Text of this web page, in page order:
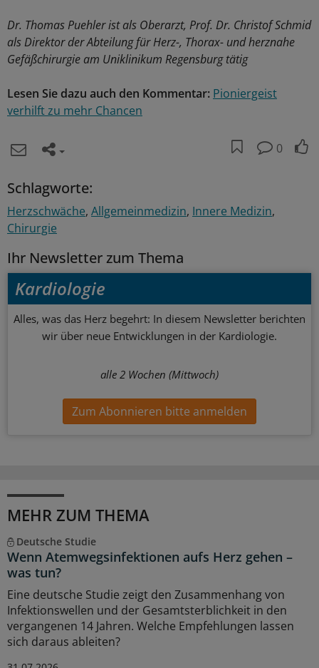
Dr. Thomas Puehler ist als Oberarzt, Prof. Dr. Christof Schmid
als Direktor der Abteilung für Herz-, Thorax- und herznahe
Gefäßchirurgie am Uniklinikum Regensburg tätig
Lesen Sie dazu auch den Kommentar: Pioniergeist
verhilft zu mehr Chancen
0
Schlagworte:
Herzschwäche Allgemeinmedizin Innere Medizin
Chirurgie
Ihr Newsletter zum Thema
Kardiologie
Alles, was das Herz begehrt: In diesem Newsletter berichten
wir über neue Entwicklungen in der Kardiologie.
alle 2 Wochen (Mittwoch)
Zum Abonnieren bitte anmelden
MEHR ZUM THEMA
Deutsche Studie
Wenn Atemwegsinfektionen aufs Herz gehen –
was tun?
Eine deutsche Studie zeigt den Zusammenhang von
Infektionswellen und der Gesamtsterblichkeit in den
vergangenen 14 Jahren. Welche Empfehlungen lassen
sich daraus ableiten?